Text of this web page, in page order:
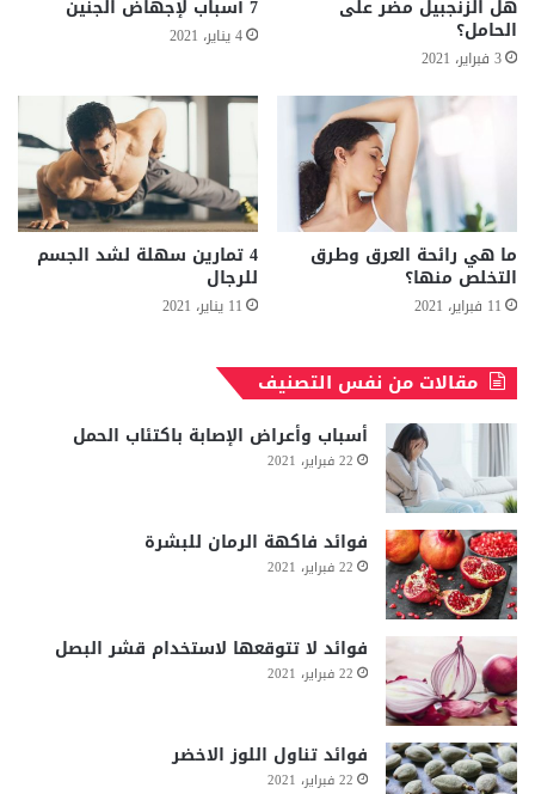
هل الزنجبيل مضر على
الحامل؟
3 فبراير، 2021
7 أسباب لإجهاض الجنين
4 يناير، 2021
ما هي رائحة العرق وطرق
التخلص منها؟
11 فبراير، 2021
4 تمارين سهلة لشد الجسم
للرجال
11 يناير، 2021
مقالات من نفس التصنيف
أسباب وأعراض الإصابة باكتئاب الحمل
22 فبراير، 2021
فوائد فاكهة الرمان للبشرة
22 فبراير، 2021
فوائد لا تتوقعها لاستخدام قشر البصل
22 فبراير، 2021
فوائد تناول اللوز الاخضر
22 فبراير، 2021